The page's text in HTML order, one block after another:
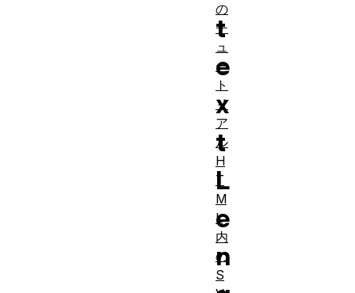
t
e
x
t
L
e
n
の
チ
ュ
ー
ト
リ
ア
ル
H
T
M
L
内
の
S